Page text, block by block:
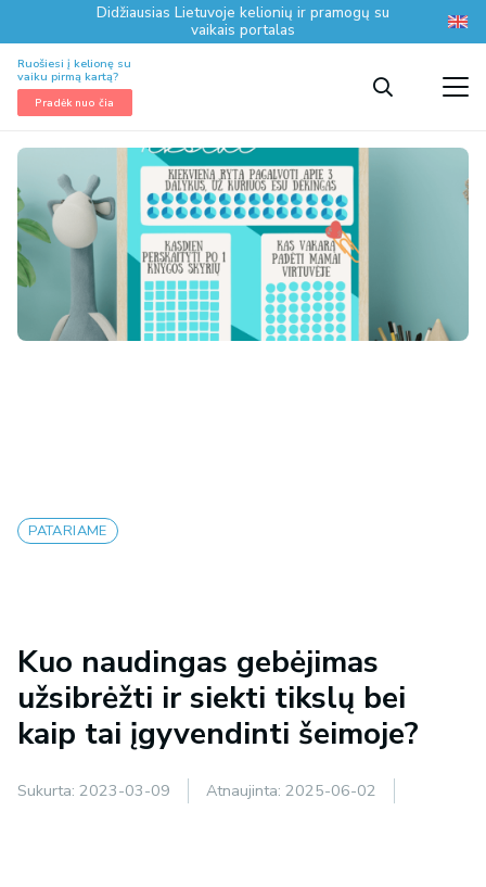
Didžiausias Lietuvoje kelionių ir pramogų su
vaikais portalas
Ruošiesi į kelionę su
vaiku pirmą kartą?
Pradėk nuo čia
PATARIAME
Kuo naudingas gebėjimas
užsibrėžti ir siekti tikslų bei
kaip tai įgyvendinti šeimoje?
Sukurta: 2023-03-09 Atnaujinta: 2025-06-02